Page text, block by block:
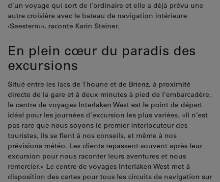
d’un voyage qui sort de l’ordinaire et elle a déjà prévu une
autre croisière avec le bateau de navigation intérieure
‹Seestern›», raconte Karin Steiner.
En plein cœur du paradis des
excursions
Situé entre les lacs de Thoune et de Brienz, à proximité
directe de la gare et à deux minutes à pied de l’embarcadère,
le centre de voyages Interlaken West est le point de départ
idéal pour les journées d’excursion les plus variées. «Il n’est
pas rare que nous soyons le premier interlocuteur des
touristes, ils se fient à nos conseils, et même à nos
prévisions météo. Les clients repassent souvent après leur
excursion pour nous raconter leurs aventures et nous
remercier.» Le centre de voyages Interlaken West met à
disposition des cartes pour tous les circuits de navigation sur